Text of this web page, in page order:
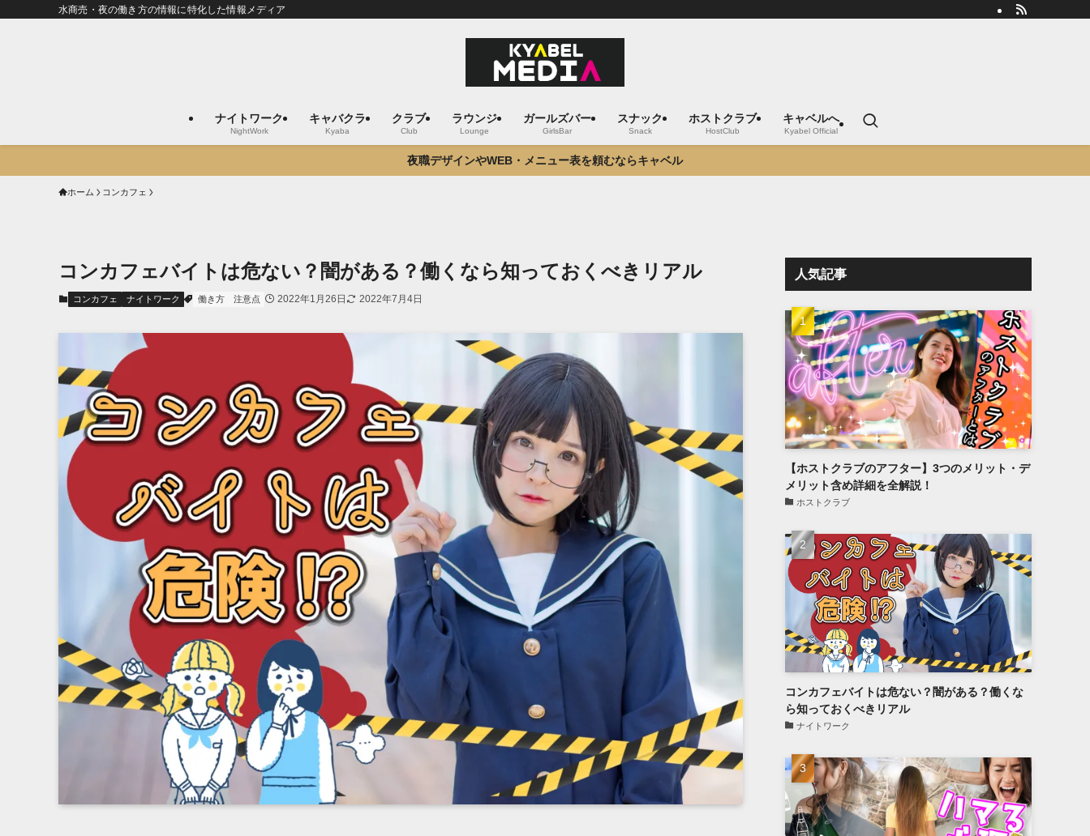
水商売・夜の働き方の情報に特化した情報メディア
ナイトワーク
NightWork
キャバクラ
Kyaba
クラブ
Club
ラウンジ
Lounge
ガールズバー
GirlsBar
スナック
Snack
ホストクラブ
HostClub
キャベルへ
Kyabel Official
夜職デザインやWEB・メニュー表を頼むならキャベル
ホーム コンカフェ
コンカフェバイトは危ない？闇がある？働くなら知っておくべきリアル
コンカフェ ナイトワーク 働き方 注意点 2022年1月26日 2022年7月4日
人気記事
【ホストクラブのアフター】3つのメリット・デ
メリット含め詳細を全解説！
ホストクラブ
コンカフェバイトは危ない？闇がある？働くな
ら知っておくべきリアル
ナイトワーク